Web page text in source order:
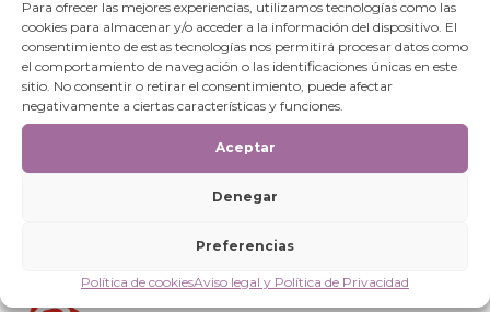
Para ofrecer las mejores experiencias, utilizamos tecnologías como las
cookies para almacenar y/o acceder a la información del dispositivo. El
consentimiento de estas tecnologías nos permitirá procesar datos como
el comportamiento de navegación o las identificaciones únicas en este
sitio. No consentir o retirar el consentimiento, puede afectar
negativamente a ciertas características y funciones.
Aceptar
Denegar
Preferencias
Política de cookiesAviso legal y Política de Privacidad
Categorías